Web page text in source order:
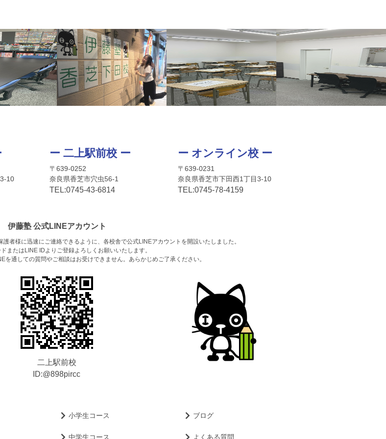
10
ー 二上駅前校 ー
〒639-0252
奈良県香芝市穴虫56-1
TEL:0745-43-6814
ー オンライン校 ー
〒639-0231
奈良県香芝市下田西1丁目3-10
TEL:0745-78-4159
伊藤塾 公式LINEアカウント
者様に迅速にご連絡できるように、各校舎で公式LINEアカウントを開設いたしました。
またはLINE IDよりご登録よろしくお願いいたします。
通しての質問やご相談はお受けできません。あらかじめご了承ください。
二上駅前校
ID:@898pircc
小学生コース
中学生コース
ブログ
よくある質問